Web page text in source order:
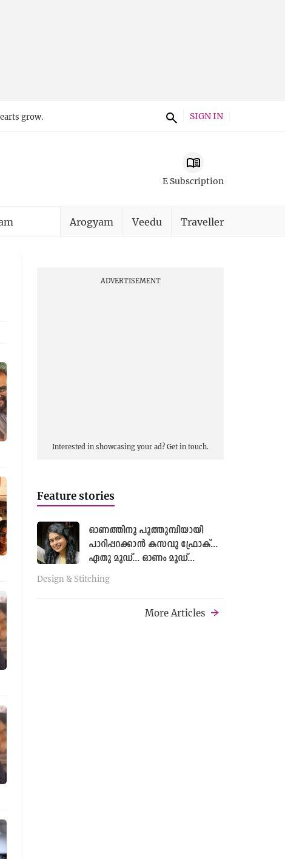
grow. SIGN IN
E Subscription
Arogyam Veedu Traveller
ADVERTISEMENT
Interested in showcasing your ad?Get in touch.
Feature stories
ഓണത്തിനു പൂത്തുമ്പിയായി
പാറിപ്പറക്കാൻ കസവു ഫ്രോക്...
ഏതു മൂഡ്... ഓണം മൂഡ്...
Design & Stitching
More Articles